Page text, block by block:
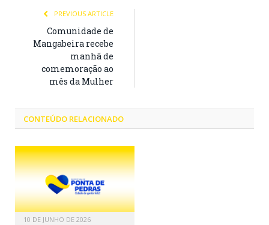
PREVIOUS ARTICLE
Comunidade de
Mangabeira recebe
manhã de
comemoração ao
mês da Mulher
CONTEÚDO RELACIONADO
10 DE JUNHO DE 2026